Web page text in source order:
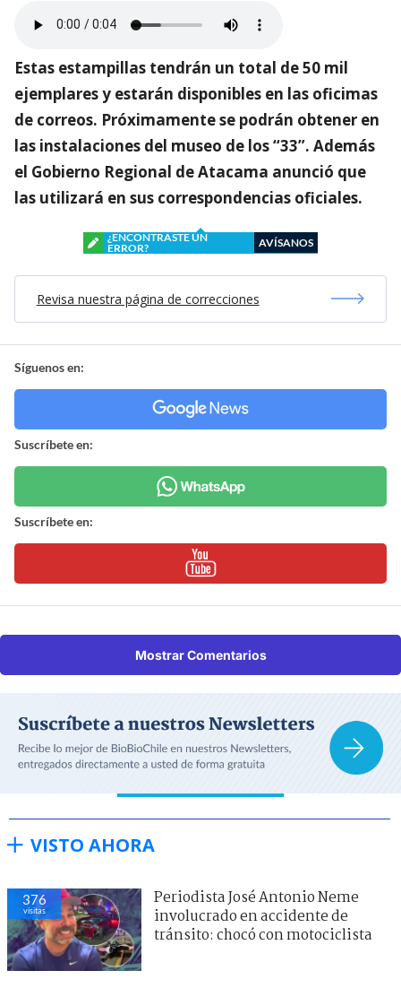
Estas estampillas tendrán un total de 50 mil
ejemplares y estarán disponibles en las oficimas
de correos. Próximamente se podrán obtener en
las instalaciones del museo de los “33”. Además
el Gobierno Regional de Atacama anunció que
las utilizará en sus correspondencias oficiales.
¿ENCONTRASTE UN
ERROR?
AVÍSANOS
Revisa nuestra página de correcciones
Síguenos en:
Suscríbete en:
Suscríbete en:
Mostrar Comentarios
VISTO AHORA
376
visitas
Periodista José Antonio Neme
involucrado en accidente de
tránsito: chocó con motociclista